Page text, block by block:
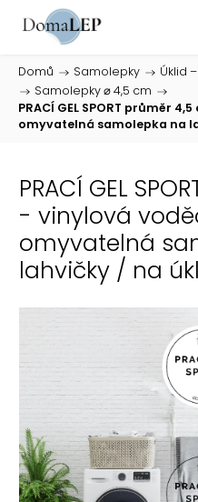
Domů / Samolepky /
Úklid
/
Samolepky ⌀ 4,5 cm /
PRACÍ GEL SPORT průměr
omyvatelná samolepka na
PRACÍ GEL
- vinylová
omyvatelná
lahvičky / na